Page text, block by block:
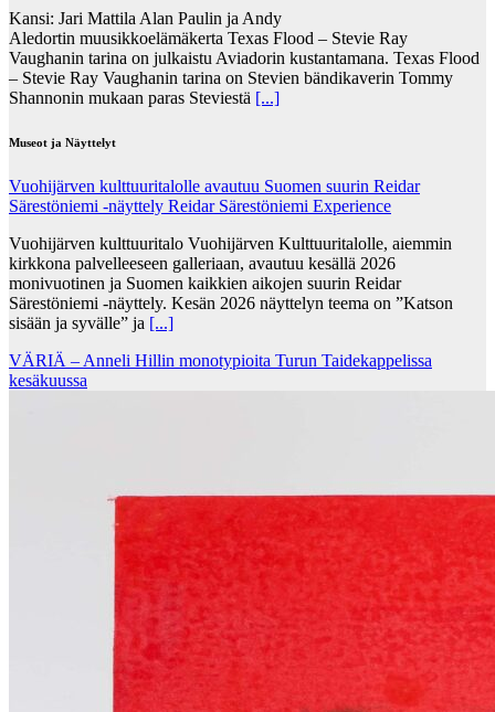
Kansi: Jari Mattila Alan Paulin ja Andy
Aledortin muusikkoelämäkerta Texas Flood – Stevie Ray
Vaughanin tarina on julkaistu Aviadorin kustantamana. Texas Flood
– Stevie Ray Vaughanin tarina on Stevien bändikaverin Tommy
Shannonin mukaan paras Steviestä [...]
Museot ja Näyttelyt
Vuohijärven kulttuuritalolle avautuu Suomen suurin Reidar
Särestöniemi -näyttely Reidar Särestöniemi Experience
Vuohijärven kulttuuritalo Vuohijärven Kulttuuritalolle, aiemmin
kirkkona palvelleeseen galleriaan, avautuu kesällä 2026
monivuotinen ja Suomen kaikkien aikojen suurin Reidar
Särestöniemi -näyttely. Kesän 2026 näyttelyn teema on ”Katson
sisään ja syvälle” ja [...]
VÄRIÄ – Anneli Hillin monotypioita Turun Taidekappelissa
kesäkuussa